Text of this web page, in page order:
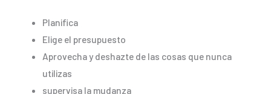
Planifica
Elige el presupuesto
Aprovecha y deshazte de las cosas que nunca
utilizas
supervisa la mudanza